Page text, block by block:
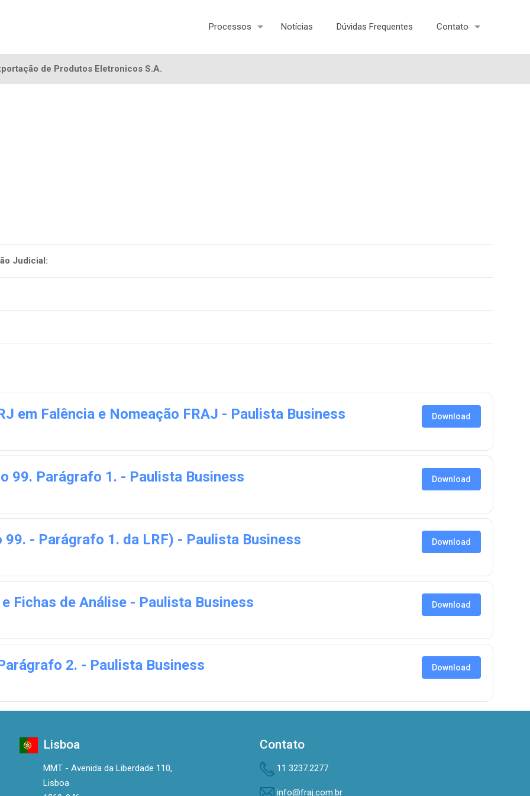
Processos Notícias Dúvidas Frequentes Contato
de Produtos Eletronicos S.A.
Judicial:
em Falência e Nomeação FRAJ - Paulista Business Download
99. Parágrafo 1. - Paulista Business Download
- Parágrafo 1. da LRF) - Paulista Business Download
Fichas de Análise - Paulista Business Download
2. - Paulista Business Download
Lisboa
MMT - Avenida da Liberdade 110,
Lisboa
Contato
11 3237.2277
info@fraj.com.br